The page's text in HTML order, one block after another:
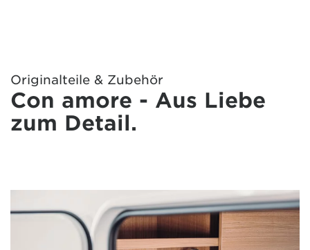
Originalteile & Zubehör
Con amore - Aus Liebe
zum Detail.